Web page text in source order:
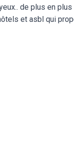
de plus en
et asbl qui